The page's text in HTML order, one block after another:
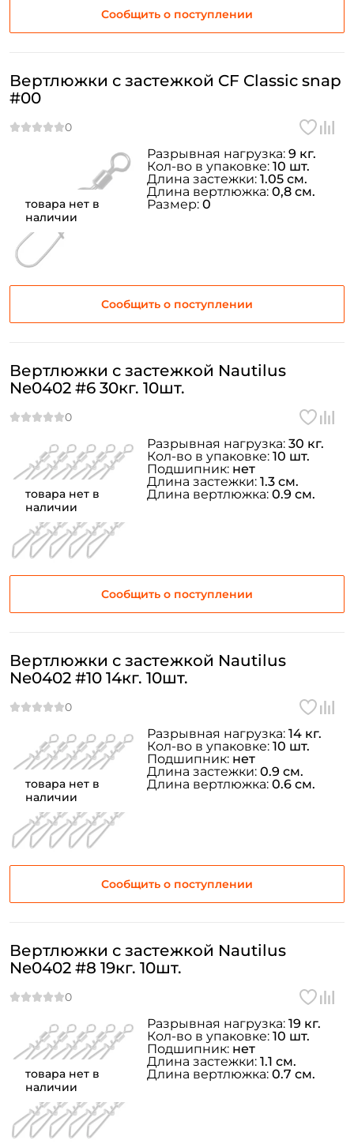
Сообщить о поступлении
товара нет в
наличии
Вертлюжки с застежкой CF Classic snap
#00
Сообщить о поступлении
Разрывная нагрузка: 9 кг.
Кол-во в упаковке: 10 шт.
Длина застежки: 1.05 см.
Длина вертлюжка: 0,8 см.
Размер: 0
товара нет в
наличии
Вертлюжки с застежкой Nautilus
Ne0402 #6 30кг. 10шт.
Сообщить о поступлении
Разрывная нагрузка: 30 кг.
Кол-во в упаковке: 10 шт.
Подшипник: нет
Длина застежки: 1.3 см.
Длина вертлюжка: 0.9 см.
товара нет в
наличии
Вертлюжки с застежкой Nautilus
Ne0402 #10 14кг. 10шт.
Сообщить о поступлении
Разрывная нагрузка: 14 кг.
Кол-во в упаковке: 10 шт.
Подшипник: нет
Длина застежки: 0.9 см.
Длина вертлюжка: 0.6 см.
товара нет в
наличии
Вертлюжки с застежкой Nautilus
Ne0402 #8 19кг. 10шт.
Разрывная нагрузка: 19 кг.
Кол-во в упаковке: 10 шт.
Подшипник: нет
Длина застежки: 1.1 см.
Длина вертлюжка: 0.7 см.